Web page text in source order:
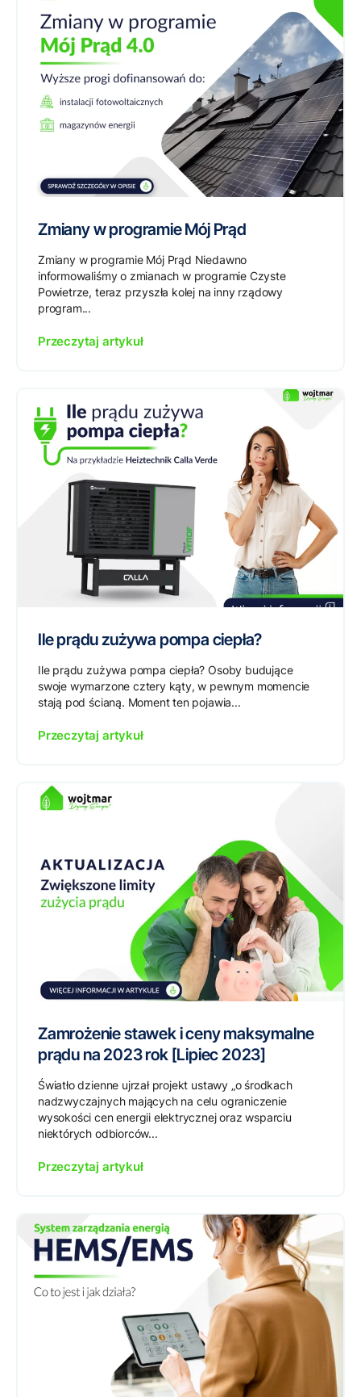
Zmiany w programie Mój Prąd
Zmiany w programie Mój Prąd Niedawno
informowaliśmy o zmianach w programie Czyste
Powietrze, teraz przyszła kolej na inny rządowy
program...
Przeczytaj artykuł
Ile prądu zużywa pompa ciepła?
Ile prądu zużywa pompa ciepła? Osoby budujące
swoje wymarzone cztery kąty, w pewnym momencie
stają pod ścianą. Moment ten pojawia...
Przeczytaj artykuł
Zamrożenie stawek i ceny maksymalne
prądu na 2023 rok [Lipiec 2023]
Światło dzienne ujrzał projekt ustawy „o środkach
nadzwyczajnych mających na celu ograniczenie
wysokości cen energii elektrycznej oraz wsparciu
niektórych odbiorców...
Przeczytaj artykuł